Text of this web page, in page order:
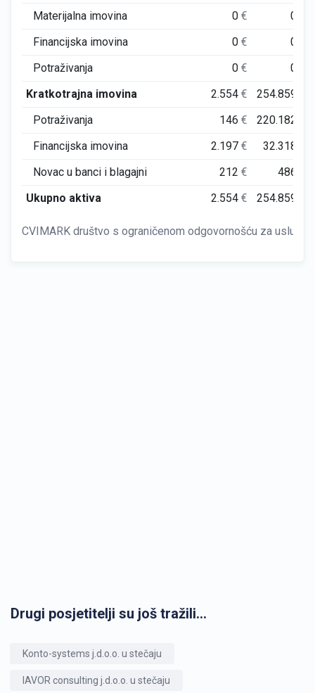
Materijalna imovina
0€ 0
Financijska imovina
0€ 0
Potraživanja
0€ 0
Kratkotrajna imovina
2.554€ 254.859
Potraživanja
146€ 220.182
Financijska imovina
2.197€ 32.318
Novac u banci i blagajni
212€ 486
Ukupno aktiva
2.554€ 254.859
CVIMARK društvo s ograničenom odgovornošću za usluge
Drugi posjetitelji su još tražili...
Konto-systems j.d.o.o. u stečaju
IAVOR consulting j.d.o.o. u stečaju